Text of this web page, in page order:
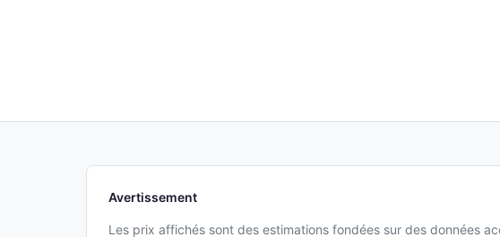
Avertissement
Les prix affichés sont des estimations fondées sur des données